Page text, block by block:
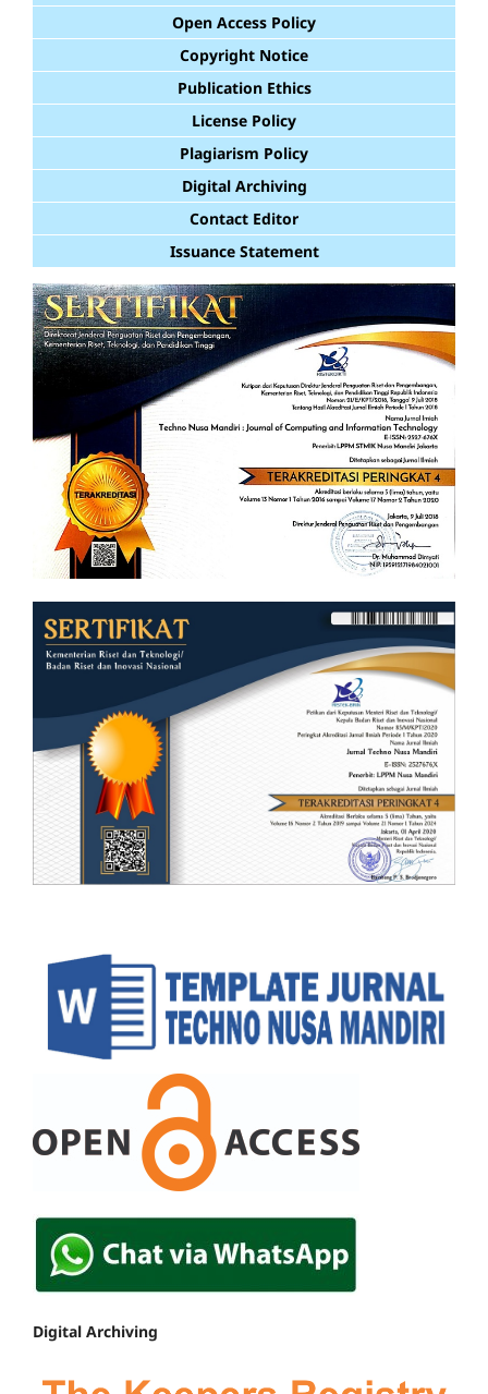
Open Access Policy
Copyright Notice
Publication Ethics
License Policy
Plagiarism Policy
Digital Archiving
Contact Editor
Issuance Statement
Digital Archiving